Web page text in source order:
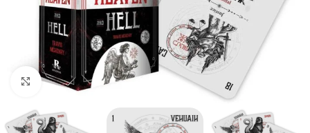
Spustelėkite, kad padidintumėte